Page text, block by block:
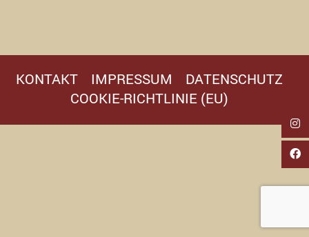
KONTAKT IMPRESSUM
DATENSCHUTZ
COOKIE-RICHTLINIE (EU)